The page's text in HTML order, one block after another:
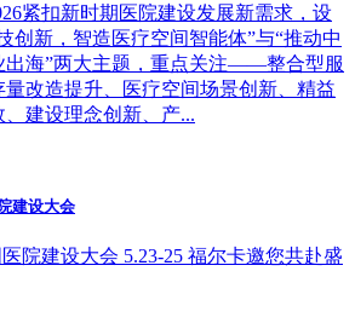
紧扣新时期医院建设发展新需求，设
创新，智造医疗空间智能体”与“推动中
出海”两大主题，重点关注——整合型服
改造提升、医疗空间场景创新、精益
建设理念创新、产...
建设大会
院建设大会 5.23-25 福尔卡邀您共赴盛